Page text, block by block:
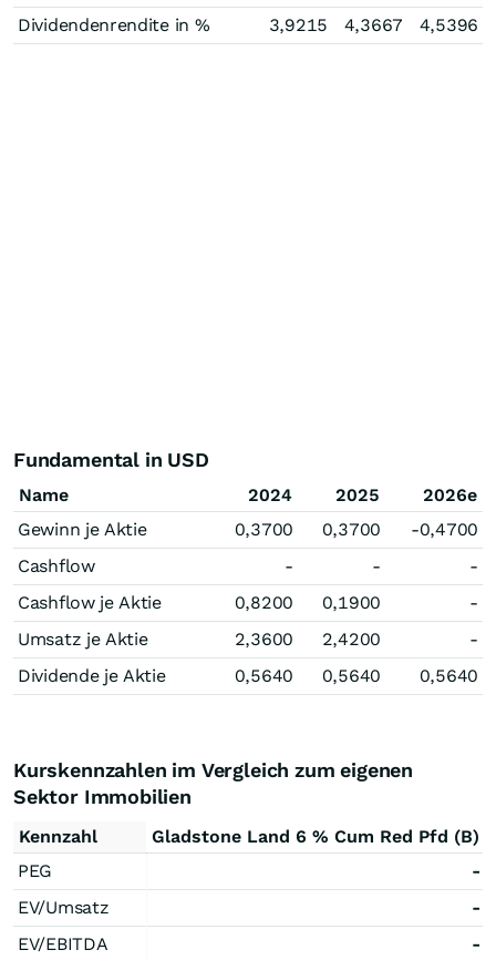
Dividendenrendite in %
3,9215 4,3667 4,5396
Fundamental in USD
Name 2024 2025
2026e
Gewinn je Aktie
0,3700 0,3700
-0,4700
Cashflow
- -
-
Cashflow je Aktie
0,8200 0,1900
-
Umsatz je Aktie
2,3600 2,4200
-
Dividende je Aktie
0,5640 0,5640 0,5640
Kurskennzahlen im Vergleich zum eigenen
Sektor Immobilien
Kennzahl
Gladstone Land 6 % Cum Red Pfd (B)
PEG
-
EV/Umsatz
-
EV/EBITDA
-